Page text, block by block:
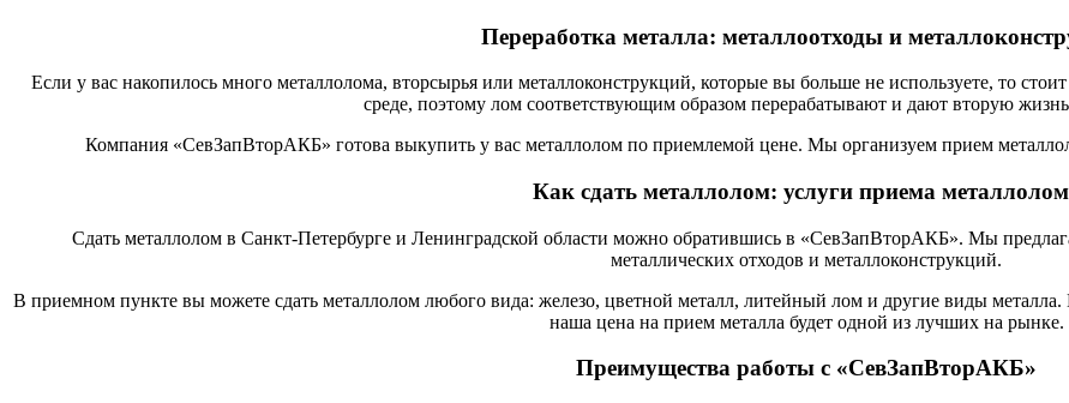
Переработка металла: металлоотходы и
Если у вас накопилось много металлолома, вторсырья или металлоконструкций, которые вы больше не используете, то
среде, поэтому лом соответствующим образом перерабатывают и дают вторую
Компания «СевЗапВторАКБ» готова выкупить у вас металлолом по приемлемой цене. Мы организуем прием
Как сдать металлолом: услуги приема
Сдать металлолом в Санкт-Петербурге и Ленинградской области можно обратившись в «СевЗапВторАКБ». Мы
металлических отходов и металлоконструкций.
В приемном пункте вы можете сдать металлолом любого вида: железо, цветной металл, литейный лом и другие виды
наша цена на прием металла будет одной из лучших на рынке.
Преимущества работы с «СевЗапВторАКБ»